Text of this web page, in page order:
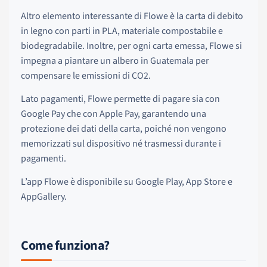
Altro elemento interessante di Flowe è la carta di debito
in legno con parti in PLA, materiale compostabile e
biodegradabile. Inoltre, per ogni carta emessa, Flowe si
impegna a piantare un albero in Guatemala per
compensare le emissioni di CO2.
Lato pagamenti, Flowe permette di pagare sia con
Google Pay che con Apple Pay, garantendo una
protezione dei dati della carta, poiché non vengono
memorizzati sul dispositivo né trasmessi durante i
pagamenti.
L’app Flowe è disponibile su Google Play, App Store e
AppGallery.
Come funziona?